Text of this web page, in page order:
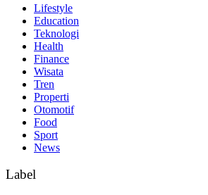
Lifestyle
Education
Teknologi
Health
Finance
Wisata
Tren
Properti
Otomotif
Food
Sport
News
Label